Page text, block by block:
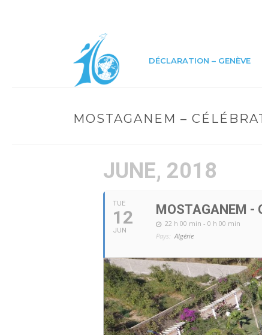
DÉCLARATION – GENÈVE
MOSTAGANEM –
JUNE, 2018
TUE
12
JUN
MOSTAGANEM -
22 h 00 min - 0 h 00 min
Pays: Algérie